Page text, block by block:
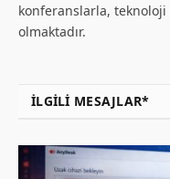
konferanslarla, teknoloji
olmaktadır.
İLGILI MESAJLAR*